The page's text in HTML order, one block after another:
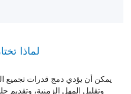
لماذا
يمكن أن يؤدي دمج قدرات تجميع
وتقليل المهل الزمنية، وتقديم